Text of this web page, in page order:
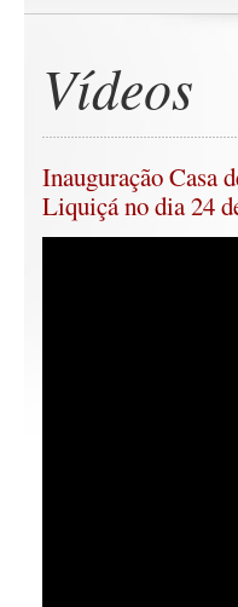
Vídeos
Inauguração Casa
Liquiçá no dia 24